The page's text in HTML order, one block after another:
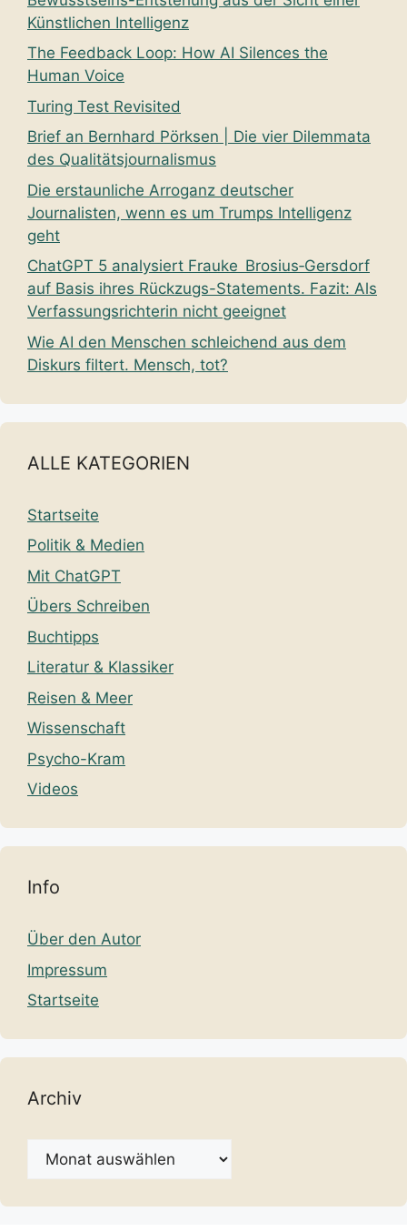
Künstlichen Intelligenz
The Feedback Loop: How AI Silences the
Human Voice
Turing Test Revisited
Brief an Bernhard Pörksen | Die vier Dilemmata
des Qualitätsjournalismus
Die erstaunliche Arroganz deutscher
Journalisten, wenn es um Trumps Intelligenz
geht
ChatGPT 5 analysiert Frauke Brosius‑Gersdorf
auf Basis ihres Rückzugs-Statements. Fazit: Als
Verfassungsrichterin nicht geeignet
Wie AI den Menschen schleichend aus dem
Diskurs filtert. Mensch, tot?
ALLE KATEGORIEN
Startseite
Politik & Medien
Mit ChatGPT
Übers Schreiben
Buchtipps
Literatur & Klassiker
Reisen & Meer
Wissenschaft
Psycho-Kram
Videos
Info
Über den Autor
Impressum
Startseite
Archiv
Archiv